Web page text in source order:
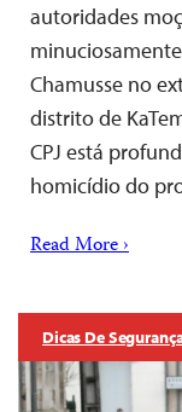
autoridades
Chamusse no
distrito de
CPJ está
homicídio do
Read More ›
Dicas De